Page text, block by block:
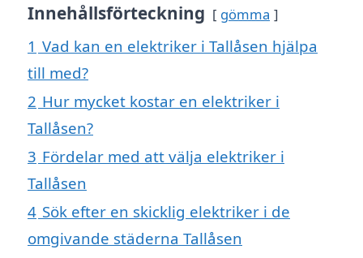
Innehållsförteckning gömma
1 Vad kan en elektriker i Tallåsen hjälpa
till med?
2 Hur mycket kostar en elektriker i
Tallåsen?
3 Fördelar med att välja elektriker i
Tallåsen
4 Sök efter en skicklig elektriker i de
omgivande städerna Tallåsen